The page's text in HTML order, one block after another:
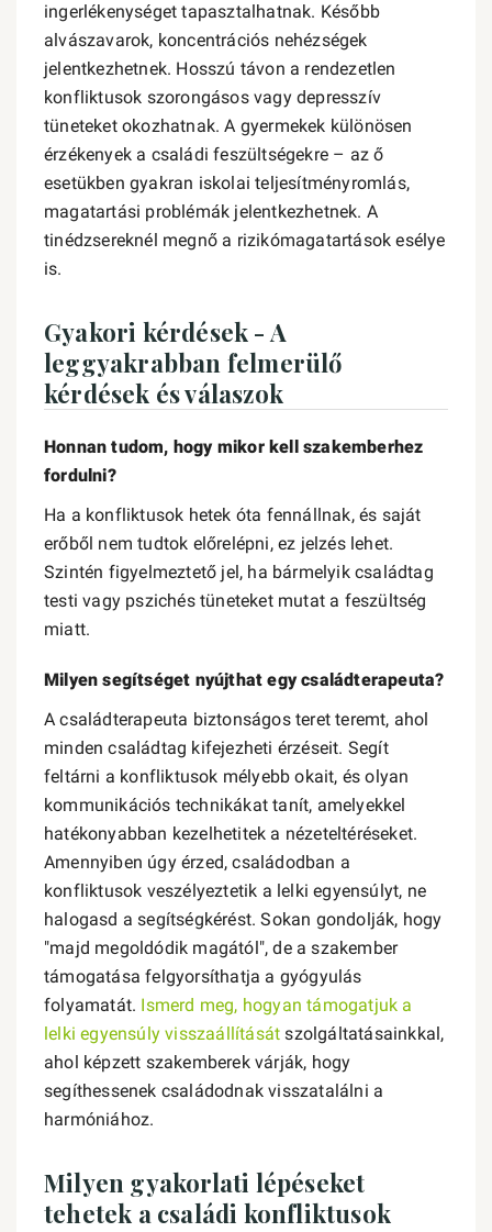
ingerlékenységet tapasztalhatnak. Később
alvászavarok, koncentrációs nehézségek
jelentkezhetnek. Hosszú távon a rendezetlen
konfliktusok szorongásos vagy depresszív
tüneteket okozhatnak. A gyermekek különösen
érzékenyek a családi feszültségekre – az ő
esetükben gyakran iskolai teljesítményromlás,
magatartási problémák jelentkezhetnek. A
tinédzsereknél megnő a rizikómagatartások esélye
is.
Gyakori kérdések - A
leggyakrabban felmerülő
kérdések és válaszok
Honnan tudom, hogy mikor kell szakemberhez
fordulni?
Ha a konfliktusok hetek óta fennállnak, és saját
erőből nem tudtok előrelépni, ez jelzés lehet.
Szintén figyelmeztető jel, ha bármelyik családtag
testi vagy pszichés tüneteket mutat a feszültség
miatt.
Milyen segítséget nyújthat egy családterapeuta?
A családterapeuta biztonságos teret teremt, ahol
minden családtag kifejezheti érzéseit. Segít
feltárni a konfliktusok mélyebb okait, és olyan
kommunikációs technikákat tanít, amelyekkel
hatékonyabban kezelhetitek a nézeteltéréseket.
Amennyiben úgy érzed, családodban a
konfliktusok veszélyeztetik a lelki egyensúlyt, ne
halogasd a segítségkérést. Sokan gondolják, hogy
"majd megoldódik magától", de a szakember
támogatása felgyorsíthatja a gyógyulás
folyamatát. Ismerd meg, hogyan támogatjuk a
lelki egyensúly visszaállítását szolgáltatásainkkal,
ahol képzett szakemberek várják, hogy
segíthessenek családodnak visszatalálni a
harmóniához.
Milyen gyakorlati lépéseket
tehetek a családi konfliktusok